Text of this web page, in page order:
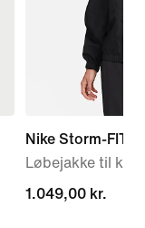
Nike Storm-FIT
Løbejakke til
1.049,00 kr.
1.049,00 kr.